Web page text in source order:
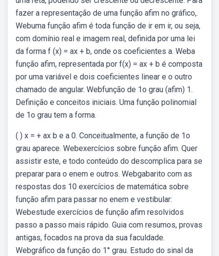
fazer a representação de uma função afim no gráfico,.
Webuma função afim é toda função de ir em ir, ou seja,
com domínio real e imagem real, definida por uma lei
da forma f (x) = ax + b, onde os coeficientes a. Weba
função afim, representada por f(x) = ax + b é composta
por uma variável e dois coeficientes linear e o outro
chamado de angular. Webfunção de 1o grau (afim) 1.
Definição e conceitos iniciais. Uma função polinomial
de 1o grau tem a forma.
( ) x = + ax b e a 0. Conceitualmente, a função de 1o
grau aparece. Webexercícios sobre função afim. Quer
assistir este, e todo conteúdo do descomplica para se
preparar para o enem e outros. Webgabarito com as
respostas dos 10 exercícios de matemática sobre
função afim para passar no enem e vestibular:
Webestude exercícios de função afim resolvidos
passo a passo mais rápido. Guia com resumos, provas
antigas, focados na prova da sua faculdade.
Webgráfico da função do 1° grau. Estudo do sinal da